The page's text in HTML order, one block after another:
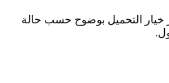
خيار التحميل بوضوح حسب حالة